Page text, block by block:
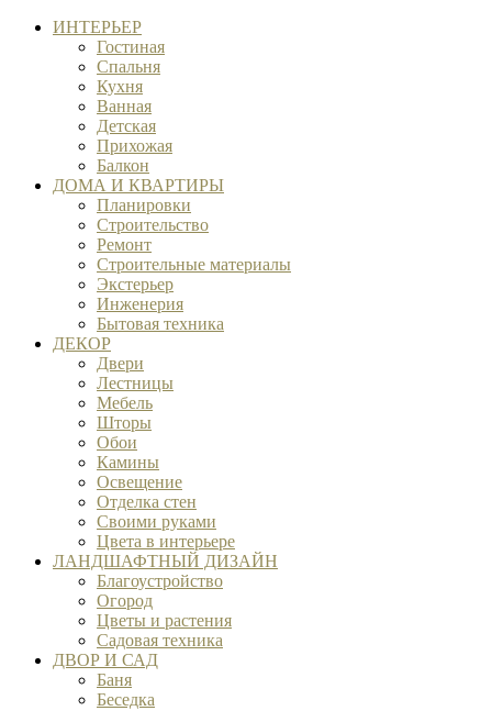
ИНТЕРЬЕР
Гостиная
Спальня
Кухня
Ванная
Детская
Прихожая
Балкон
ДОМА И КВАРТИРЫ
Планировки
Строительство
Ремонт
Строительные материалы
Экстерьер
Инженерия
Бытовая техника
ДЕКОР
Двери
Лестницы
Мебель
Шторы
Обои
Камины
Освещение
Отделка стен
Своими руками
Цвета в интерьере
ЛАНДШАФТНЫЙ ДИЗАЙН
Благоустройство
Огород
Цветы и растения
Садовая техника
ДВОР И САД
Баня
Беседка